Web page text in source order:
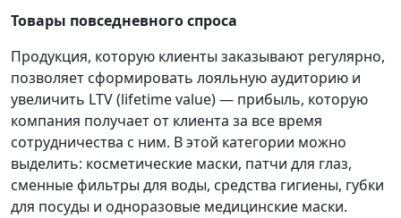
Товары повседневного спроса
Продукция, которую клиенты заказывают регулярно,
позволяет сформировать лояльную аудиторию и
увеличить LTV (lifetime value) — прибыль, которую
компания получает от клиента за все время
сотрудничества с ним. В этой категории можно
выделить: косметические маски, патчи для глаз,
сменные фильтры для воды, средства гигиены, губки
для посуды и одноразовые медицинские маски.